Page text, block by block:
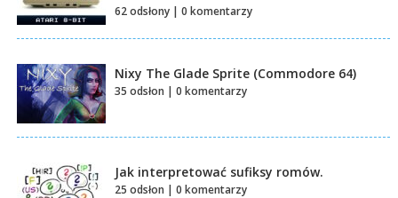
62 odsłony |0 komentarzy
Nixy The Glade Sprite (Commodore 64)
35 odsłon |0 komentarzy
Jak interpretować sufiksy romów.
25 odsłon |0 komentarzy